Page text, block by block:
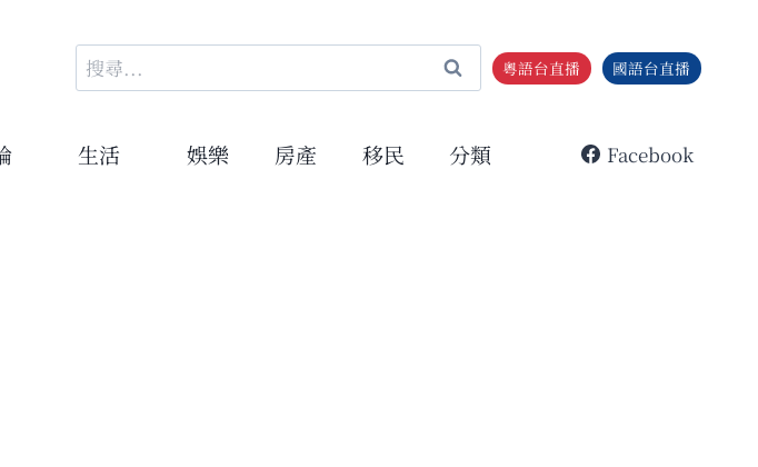
搜
尋
鍵
粵語台直播 國語台直播
生活 娛樂 房產 移民 分類 Facebook